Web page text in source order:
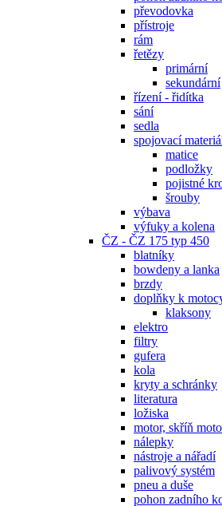
převodovka
přístroje
rám
řetězy
primární
sekundární
řízení - řidítka
sání
sedla
spojovací
matice
podložky
pojistné
šrouby
výbava
výfuky a kolena
ČZ - ČZ 175 typ 450
blatníky
bowdeny a lanka
brzdy
doplňky k
klaksony
elektro
filtry
gufera
kola
kryty a schránky
literatura
ložiska
motor, skříň
nálepky
nástroje a nářadí
palivový systém
pneu a duše
pohon zadního